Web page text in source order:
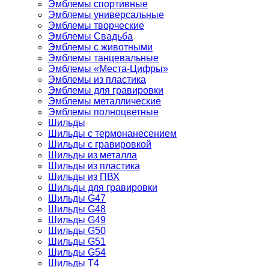
Эмблемы спортивные
Эмблемы универсальные
Эмблемы творческие
Эмблемы Свадьба
Эмблемы с животными
Эмблемы танцевальные
Эмблемы «Места-Цифры»
Эмблемы из пластика
Эмблемы для гравировки
Эмблемы металлические
Эмблемы полноцветные
Шильды
Шильды с термонанесением
Шильды с гравировкой
Шильды из металла
Шильды из пластика
Шильды из ПВХ
Шильды для гравировки
Шильды G47
Шильды G48
Шильды G49
Шильды G50
Шильды G51
Шильды G54
Шильды T4